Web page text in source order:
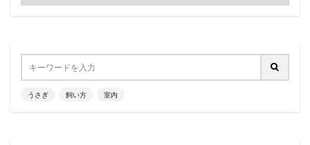
うさぎ 飼い方 室内